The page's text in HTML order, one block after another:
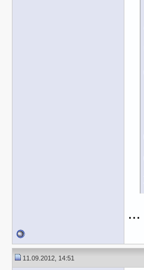
...
11.09.2012, 14:51